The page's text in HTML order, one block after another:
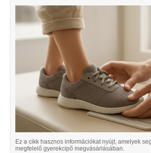
Ez a cikk hasznos információkat nyújt, amelyek
megfelelő gyerekcipő megvásárlásában.